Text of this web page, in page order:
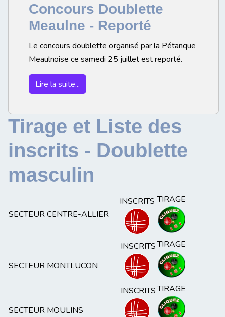
Concours Doublette
Meaulne - Reporté
Le concours doublette organisé par la Pétanque
Meaulnoise ce samedi 25 juillet est reporté.
Lire la suite...
Tirage et Liste des
inscrits - Doublette
masculin
SECTEUR CENTRE-ALLIER
INSCRITS TIRAGE
SECTEUR MONTLUCON
INSCRITSTIRAGE
SECTEUR MOULINS
INSCRITSTIRAGE